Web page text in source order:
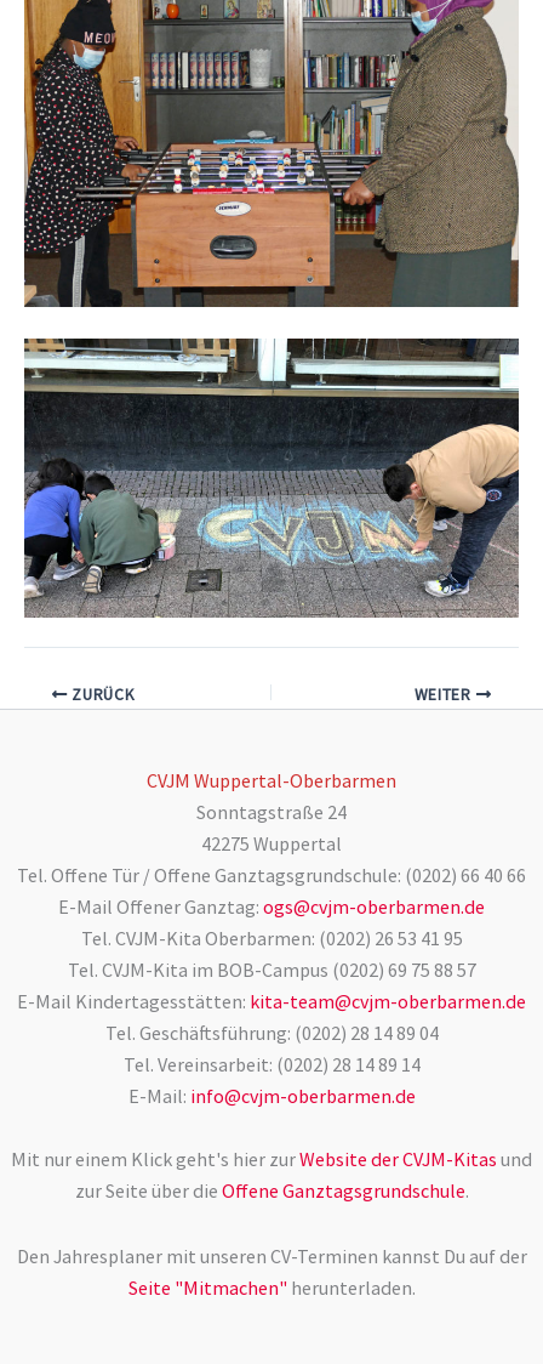
ZURÜCK WEITER
CVJM Wuppertal-Oberbarmen
Sonntagstraße 24
42275 Wuppertal
Tel. Offene Tür / Offene Ganztagsgrundschule: (0202) 66 40 66
E-Mail Offener Ganztag: ogs@cvjm-oberbarmen.de
Tel. CVJM-Kita Oberbarmen: (0202) 26 53 41 95
Tel. CVJM-Kita im BOB-Campus (0202) 69 75 88 57
E-Mail Kindertagesstätten: kita-team@cvjm-oberbarmen.de
Tel. Geschäftsführung: (0202) 28 14 89 04
Tel. Vereinsarbeit: (0202) 28 14 89 14
E-Mail: info@cvjm-oberbarmen.de
Mit nur einem Klick geht's hier zurWebsite der CVJM-Kitas und
zur Seite über die Offene Ganztagsgrundschule.
Den Jahresplaner mit unseren CV-Terminen kannst Du auf der
Seite "Mitmachen" herunterladen.